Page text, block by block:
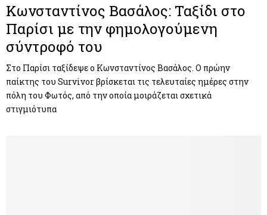
Κωνσταντίνος Βασάλος: Ταξίδι στο
Παρίσι με την φημολογούμενη
σύντροφό του
Στο Παρίσι ταξίδεψε ο Κωνσταντίνος Βασάλος. Ο πρώην
παίκτης του Survivor βρίσκεται τις τελευταίες ημέρες στην
πόλη του Φωτός, από την οποία μοιράζεται σχετικά
στιγμιότυπα